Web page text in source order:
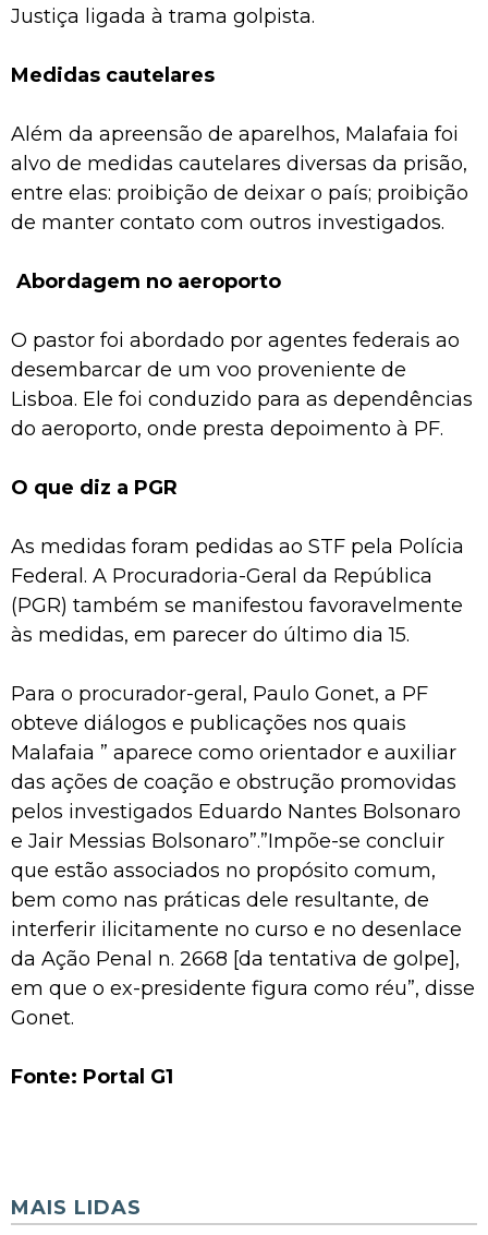
Justiça ligada à trama golpista.
Medidas cautelares
Além da apreensão de aparelhos, Malafaia foi
alvo de medidas cautelares diversas da prisão,
entre elas: proibição de deixar o país; proibição
de manter contato com outros investigados.
Abordagem no aeroporto
O pastor foi abordado por agentes federais ao
desembarcar de um voo proveniente de
Lisboa. Ele foi conduzido para as dependências
do aeroporto, onde presta depoimento à PF.
O que diz a PGR
As medidas foram pedidas ao STF pela Polícia
Federal. A Procuradoria-Geral da República
(PGR) também se manifestou favoravelmente
às medidas, em parecer do último dia 15.
Para o procurador-geral, Paulo Gonet, a PF
obteve diálogos e publicações nos quais
Malafaia ” aparece como orientador e auxiliar
das ações de coação e obstrução promovidas
pelos investigados Eduardo Nantes Bolsonaro
e Jair Messias Bolsonaro”.”Impõe-se concluir
que estão associados no propósito comum,
bem como nas práticas dele resultante, de
interferir ilicitamente no curso e no desenlace
da Ação Penal n. 2668 [da tentativa de golpe],
em que o ex-presidente figura como réu”, disse
Gonet.
Fonte: Portal G1
MAIS LIDAS